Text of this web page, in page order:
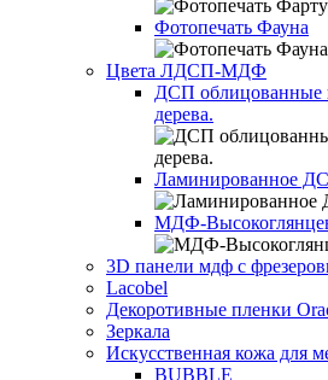
Фотопечать Фауна
Цвета ЛДСП-МДФ
ДСП облицованные
дерева.
Ламинированное
МДФ-
3D панели мдф с
Lacobel
Декоротивные пленки
Зеркала
Искусственная кожа для
BUBBLE